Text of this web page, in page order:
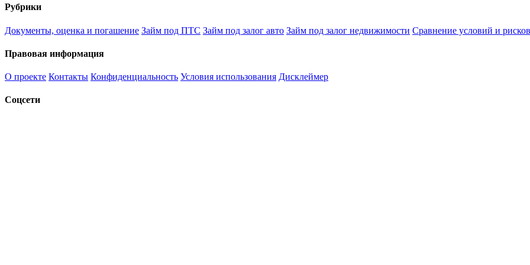
Рубрики
Документы, оценка и погашение Займ под ПТС Займ под залог авто Займ под залог недвижимости Сравнение условий и рисков
Правовая информация
О проекте Контакты Конфиденциальность Условия использования Дисклеймер
Соцсети